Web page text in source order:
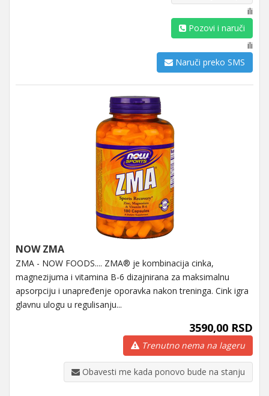
ili
Pozovi i naruči
ili
Naruči preko SMS
NOW ZMA
ZMA - NOW FOODS.... ZMA® je kombinacija cinka,
magnezijuma i vitamina B-6 dizajnirana za maksimalnu
apsorpciju i unapređenje oporavka nakon treninga. Cink igra
glavnu ulogu u regulisanju...
3590,00 RSD
Trenutno nema na lageru
Obavesti me kada ponovo bude na stanju